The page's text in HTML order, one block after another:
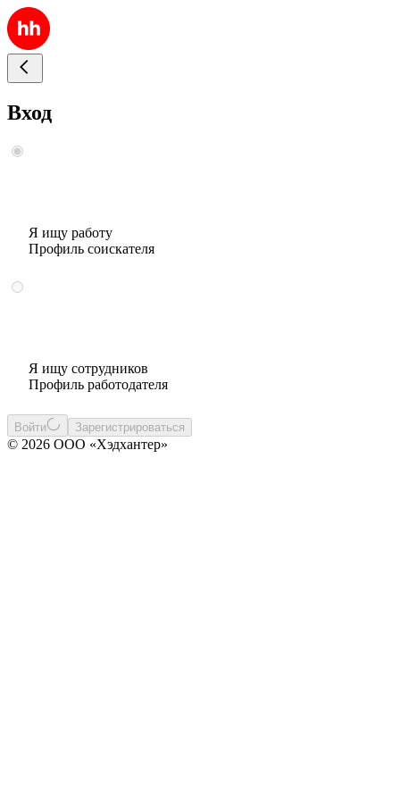
Вход
Я ищу работу
Профиль соискателя
Я ищу сотрудников
Профиль работодателя
Войти Зарегистрироваться
© 2026 ООО «Хэдхантер»